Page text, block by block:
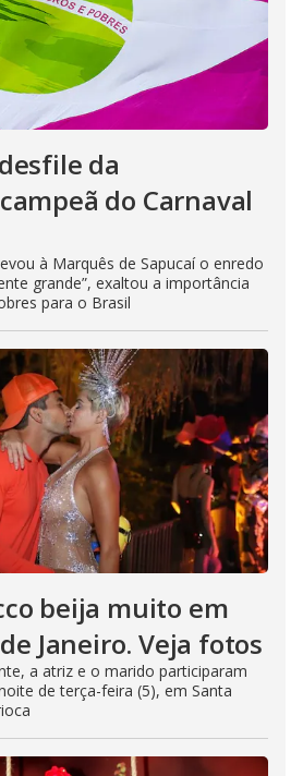
da
do Carnaval
à Marquês de Sapucaí o enredo
grande”, exaltou a importância
para o Brasil
beija muito em
Janeiro. Veja fotos
a atriz e o marido participaram
de terça-feira (5), em Santa